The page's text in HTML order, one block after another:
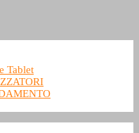
Tablet